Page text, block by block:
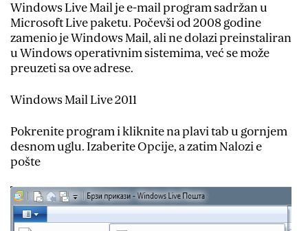
Windows Live Mail je e-mail program sadržan u
Microsoft Live paketu. Počevši od 2008 godine
zamenio je Windows Mail, ali ne dolazi preinstaliran
u Windows operativnim sistemima, već se može
preuzeti sa ove adrese.
Windows Mail Live 2011
Pokrenite program i kliknite na plavi tab u gornjem
desnom uglu. Izaberite Opcije, a zatim Nalozi e
pošte